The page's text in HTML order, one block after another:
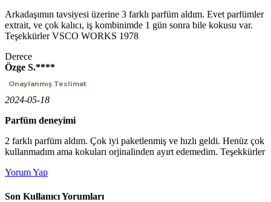
Arkadaşımın tavsiyesi üzerine 3 farklı parfüm aldım. Evet parfümler
extrait, ve çok kalıcı, iş kombinimde 1 gün sonra bile kokusu var.
Teşekkürler VSCO WORKS 1978
Derece
Özge S.****
Onaylanmış Teslimat
2024-05-18
Parfüm deneyimi
2 farklı parfüm aldım. Çok iyi paketlenmiş ve hızlı geldi. Henüz çok
kullanmadım ama kokuları orjinalinden ayırt edemedim. Teşekkürler
Yorum Yap
Son Kullanıcı Yorumları